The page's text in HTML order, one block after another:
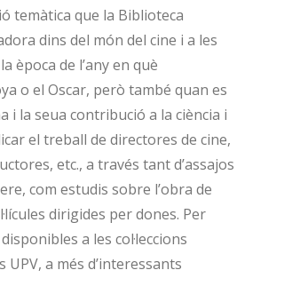
temàtica que la Biblioteca
dins del món del cine i a les
època de l’any en què
o el Oscar, però també quan es
i la seua contribució a la ciència i
el treball de directores de cine,
etc., a través tant d’assajos
com estudis sobre l’obra de
dirigides per dones. Per
a les col·leccions
a més d’interessants